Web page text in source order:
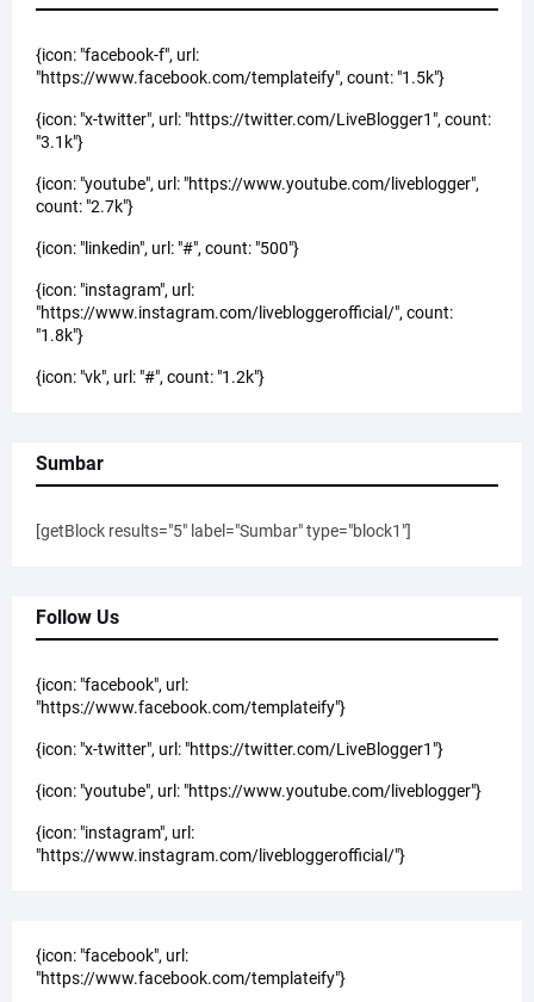
{icon: "facebook-f", url:
"https://www.facebook.com/templateify", count: "1.5k"}
{icon: "x-twitter", url: "https://twitter.com/LiveBlogger1", count:
"3.1k"}
{icon: "youtube", url: "https://www.youtube.com/liveblogger",
count: "2.7k"}
{icon: "linkedin", url: "#", count: "500"}
{icon: "instagram", url:
"https://www.instagram.com/livebloggerofficial/", count:
"1.8k"}
{icon: "vk", url: "#", count: "1.2k"}
Sumbar
[getBlock results="5" label="Sumbar" type="block1"]
Follow Us
{icon: "facebook", url:
"https://www.facebook.com/templateify"}
{icon: "x-twitter", url: "https://twitter.com/LiveBlogger1"}
{icon: "youtube", url: "https://www.youtube.com/liveblogger"}
{icon: "instagram", url:
"https://www.instagram.com/livebloggerofficial/"}
{icon: "facebook", url:
"https://www.facebook.com/templateify"}